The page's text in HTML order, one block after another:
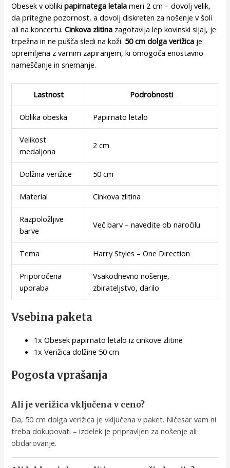
Obesek v oblikipapirnatega letala meri 2 cm – dovolj velik,
da pritegne pozornost, a dovolj diskreten za nošenje v šoli
ali na koncertu.Cinkova zlitina zagotavlja lep kovinski sijaj, je
trpežna in ne pušča sledi na koži. 50 cm dolga verižica je
opremljena z varnim zapiranjem, ki omogoča enostavno
nameščanje in snemanje.
Lastnost Podrobnosti
Oblika obeska Papirnato letalo
Velikost
medaljona
2 cm
Dolžina verižice 50 cm
Material Cinkova zlitina
Razpoložljive
barve
Več barv – navedite ob naročilu
Tema Harry Styles – One Direction
Priporočena
uporaba
Vsakodnevno nošenje,
zbirateljstvo, darilo
Vsebina paketa
1x Obesek papirnato letalo iz cinkove zlitine
1x Verižica dolžine 50 cm
Pogosta vprašanja
Ali je verižica vključena v ceno?
Da, 50 cm dolga verižica je vključena v paket. Ničesar vam ni
treba dokupovati – izdelek je pripravljen za nošenje ali
obdarovanje.